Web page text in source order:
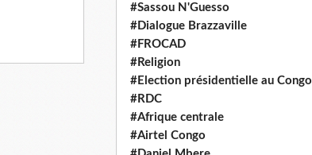
#Sassou N'Guesso
#Dialogue Brazzaville
#FROCAD
#Religion
#Election présidentielle au Congo
#RDC
#Afrique centrale
#Airtel Congo